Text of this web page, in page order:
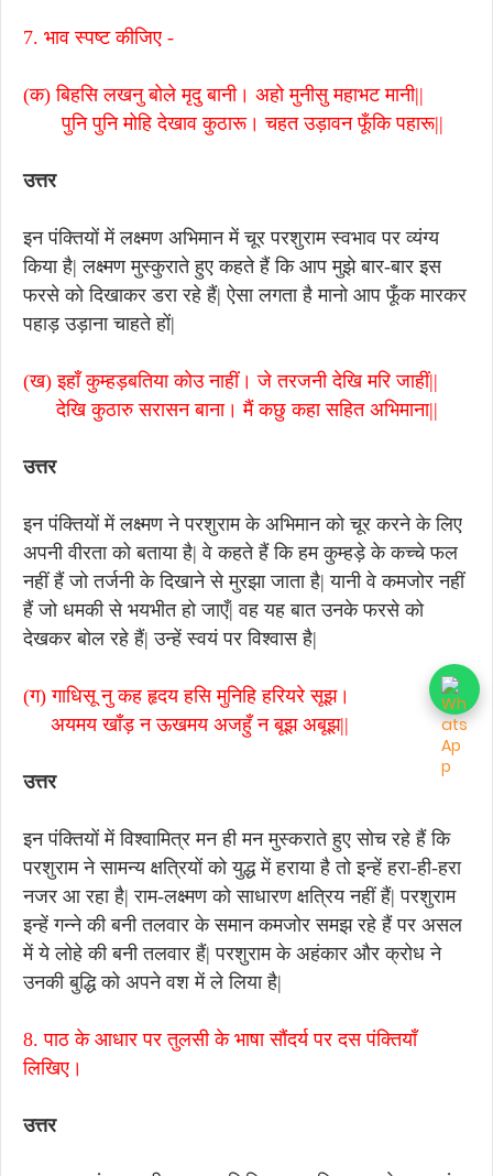
7. भाव स्पष्ट कीजिए -
(क) बिहसि लखनु बोले मृदु बानी। अहो मुनीसु महाभट मानी||
पुनि पुनि मोहि देखाव कुठारू। चहत उड़ावन फूँकि पहारू||
उत्तर
इन पंक्तियों में लक्ष्मण अभिमान में चूर परशुराम स्वभाव पर व्यंग्य
किया है| लक्ष्मण मुस्कुराते हुए कहते हैं कि आप मुझे बार-बार इस
फरसे को दिखाकर डरा रहे हैं| ऐसा लगता है मानो आप फूँक मारकर
पहाड़ उड़ाना चाहते हों|
(ख) इहाँ कुम्हड़बतिया कोउ नाहीं। जे तरजनी देखि मरि जाहीं||
देखि कुठारु सरासन बाना। मैं कछु कहा सहित अभिमाना||
उत्तर
इन पंक्तियों में लक्ष्मण ने परशुराम के अभिमान को चूर करने के लिए
अपनी वीरता को बताया है| वे कहते हैं कि हम कुम्हड़े के कच्चे फल
नहीं हैं जो तर्जनी के दिखाने से मुरझा जाता है| यानी वे कमजोर नहीं
हैं जो धमकी से भयभीत हो जाएँ| वह यह बात उनके फरसे को
देखकर बोल रहे हैं| उन्हें स्वयं पर विश्वास है|
(ग) गाधिसू नु कह हृदय हसि मुनिहि हरियरे सूझ।
अयमय खाँड़ न ऊखमय अजहुँ न बूझ अबूझ||
उत्तर
इन पंक्तियों में विश्वामित्र मन ही मन मुस्कराते हुए सोच रहे हैं कि
परशुराम ने सामन्य क्षत्रियों को युद्ध में हराया है तो इन्हें हरा-ही-हरा
नजर आ रहा है| राम-लक्ष्मण को साधारण क्षत्रिय नहीं हैं| परशुराम
इन्हें गन्ने की बनी तलवार के समान कमजोर समझ रहे हैं पर असल
में ये लोहे की बनी तलवार हैं| परशुराम के अहंकार और क्रोध ने
उनकी बुद्धि को अपने वश में ले लिया है|
8. पाठ के आधार पर तुलसी के भाषा सौंदर्य पर दस पंक्तियाँ
लिखिए।
उत्तर